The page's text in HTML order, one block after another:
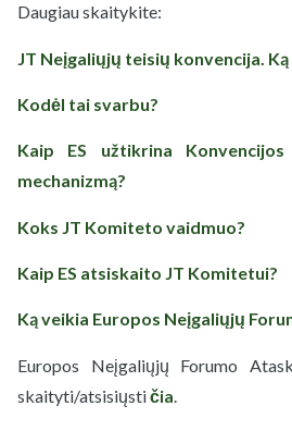
Daugiau skaitykite:
JT Neįgaliųjų teisių konvencija.
Kodėl tai svarbu?
Kaip ES užtikrina
mechanizmą?
Koks JT Komiteto vaidmuo?
Kaip ES atsiskaito JT Komitetui?
Ką veikia Europos Neįgaliųjų
Europos Neįgaliųjų Forumo
skaityti/atsisiųstičia.